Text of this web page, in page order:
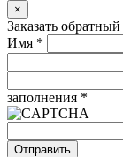
×
Заказать
Имя *
заполнения *
Отправить